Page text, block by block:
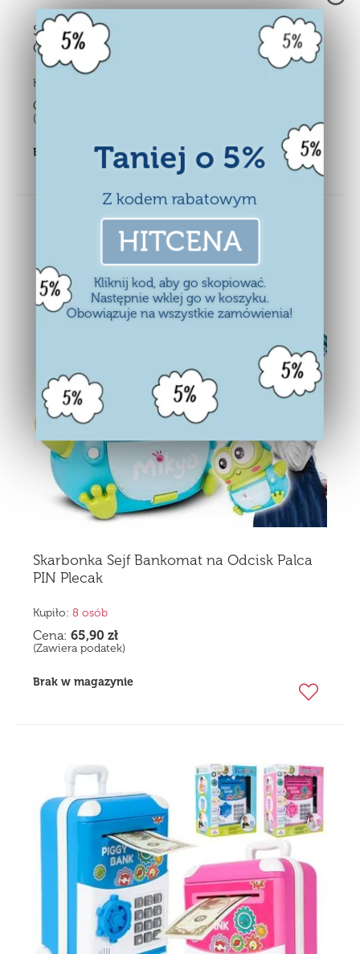
Taniej o 5%
Z kodem rabatowym
HITCENA
Kliknij kod, aby go skopiować.
Następnie wklej go w koszyku.
Obowiązuje na wszystkie zamówienia!
Skarbonka Sejf na Banknoty Monety
Otwierany na PIN
Kupiło:
Cena:
(Zawiera podatek)
Brak w magazynie
Skarbonka Sejf Bankomat na Odcisk Palca
PIN Plecak
Kupiło: 8 osób
Cena: 65,90 zł
(Zawiera podatek)
Brak w magazynie